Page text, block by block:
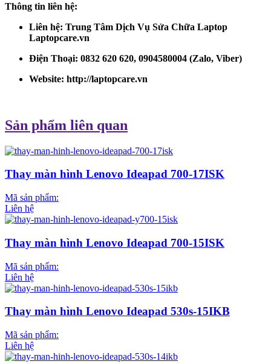
Thông tin liên hệ:
Liên hệ: Trung Tâm Dịch Vụ Sửa Chữa Laptop
Laptopcare.vn
Điện Thoại: 0832 620 620, 0904580004 (Zalo, Viber)
Website: http://laptopcare.vn
Sản phẩm liên quan
Thay màn hình Lenovo Ideapad 700-17ISK
Mã sản phẩm:
Liên hệ
Thay màn hình Lenovo Ideapad 700-15ISK
Mã sản phẩm:
Liên hệ
Thay màn hình Lenovo Ideapad 530s-15IKB
Mã sản phẩm:
Liên hệ